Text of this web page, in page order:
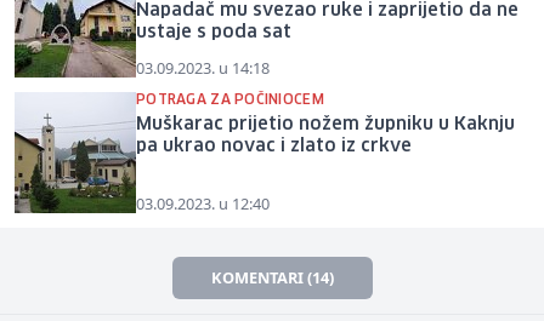
Napadač mu svezao ruke i zaprijetio da ne
ustaje s poda sat
03.09.2023. u 14:18
POTRAGA ZA POČINIOCEM
Muškarac prijetio nožem župniku u Kaknju
pa ukrao novac i zlato iz crkve
03.09.2023. u 12:40
KOMENTARI (14)